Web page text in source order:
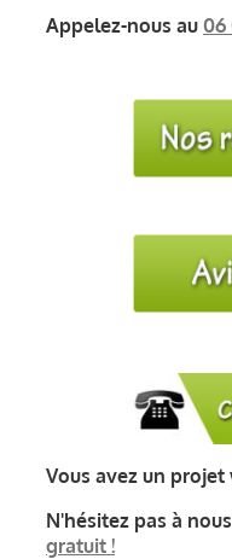
Appelez-nous au 06
Vous avez un projet
N'hésitez pas à
gratuit !